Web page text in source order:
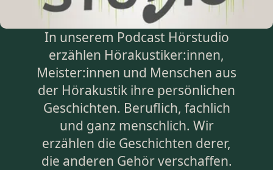
In unserem Podcast Hörstudio
erzählen Hörakustiker:innen,
Meister:innen und Menschen aus
der Hörakustik ihre persönlichen
Geschichten. Beruflich, fachlich
und ganz menschlich. Wir
erzählen die Geschichten derer,
die anderen Gehör verschaffen.